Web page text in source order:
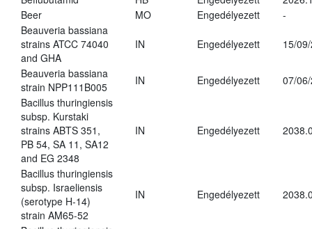
Beer
MO Engedélyezett
-
Beauveria bassiana
strains ATCC 74040
and GHA
IN Engedélyezett 15/
Beauveria bassiana
strain NPP111B005
IN Engedélyezett
07/
Bacillus thuringiensis
subsp. Kurstaki
strains ABTS 351,
PB 54, SA 11, SA12
and EG 2348
IN Engedélyezett
Bacillus thuringiensis
subsp. Israeliensis
(serotype H-14)
strain AM65-52
IN Engedélyezett